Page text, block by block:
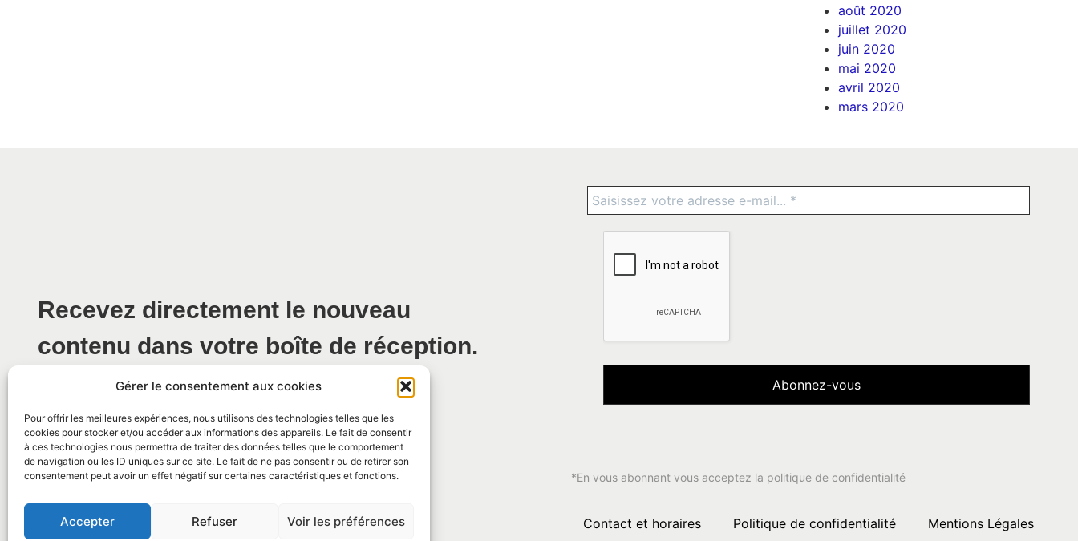
Gérer le consentement aux cookies
Pour offrir les meilleures expériences, nous utilisons des technologies telles que les
cookies pour stocker et/ou accéder aux informations des appareils. Le fait de consentir
à ces technologies nous permettra de traiter des données telles que le comportement
de navigation ou les ID uniques sur ce site. Le fait de ne pas consentir ou de retirer son
consentement peut avoir un effet négatif sur certaines caractéristiques et fonctions.
Accepter Refuser Voir les préférences
août 2020
juillet 2020
juin 2020
mai 2020
avril 2020
mars 2020
Recevez directement le nouveau
contenu dans votre boîte de réception.
*En vous abonnant vous acceptez la politique de confidentialité
Contact et horaires Politique de confidentialité Mentions Légales